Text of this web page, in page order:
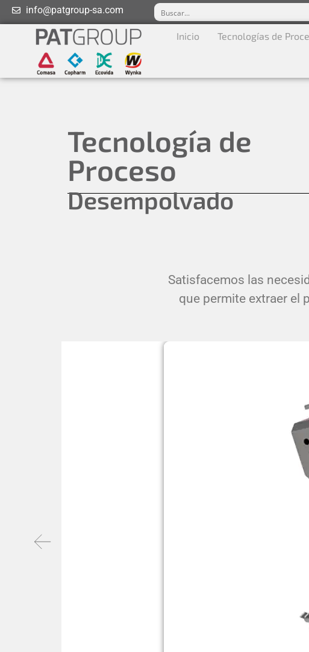
info@patgroup-sa.com
Inicio Tecnologías de
Tecnología de
Proceso
Desempolvado
Satisfacemos las
que permite extraer el